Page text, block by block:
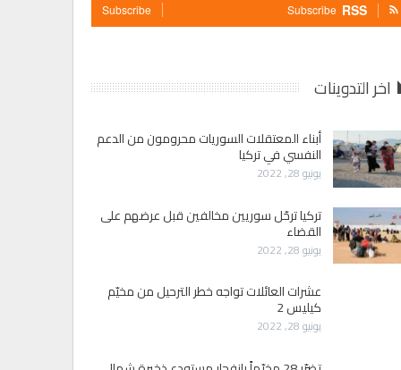
RSS
Subscribe
Subscribe
اخر التدوينات
أبناء المعتقلات السوريات محرومون من الدعم
النفسي في تركيا
يونيو 28, 2022
تركيا ترحّل سوريين مخالفين قبل عرضهم على
القضاء
يونيو 28, 2022
عشرات العائلات تواجه خطر الترحيل من مخيّم
كيليس 2
يونيو 28, 2022